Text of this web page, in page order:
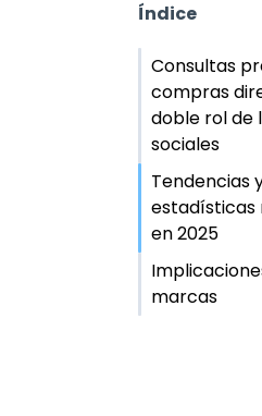
Índice
Consultas
compras
doble rol de
sociales
Tendencias
estadísticas
en 2025
marcas